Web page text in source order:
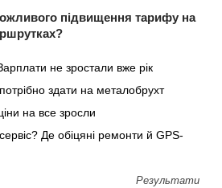
підвищення тарифу на
не зростали вже рік
здати на металобрухт
на все зросли
Де обіцяні ремонти й GPS-
Результати